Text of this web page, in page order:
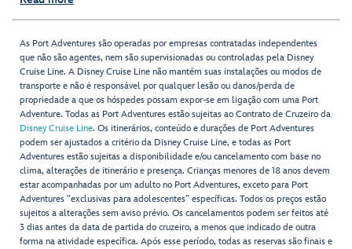
As Port Adventures são operadas por empresas contratadas independentes
que não são agentes, nem são supervisionadas ou controladas pela Disney
Cruise Line. A Disney Cruise Line não mantém suas instalações ou modos de
transporte e não é responsável por qualquer lesão ou danos/perda de
propriedade a que os hóspedes possam expor-se em ligação com uma Port
Adventure. Todas as Port Adventures estão sujeitas ao Contrato de Cruzeiro da
Disney Cruise Line. Os itinerários, conteúdo e durações de Port Adventures
podem ser ajustados a critério da Disney Cruise Line, e todas as Port
Adventures estão sujeitas a disponibilidade e/ou cancelamento com base no
clima, alterações de itinerário e presença. Crianças menores de 18 anos devem
estar acompanhadas por um adulto no Port Adventures, exceto para Port
Adventures "exclusivas para adolescentes” específicas. Todos os preços estão
sujeitos a alterações sem aviso prévio. Os cancelamentos podem ser feitos até
3 dias antes da data de partida do cruzeiro, a menos que indicado de outra
forma na atividade específica. Após esse período, todas as reservas são finais e